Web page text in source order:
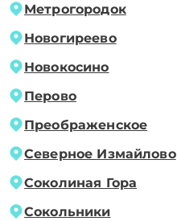
Метрогородок
Новогиреево
Новокосино
Перово
Преображенское
Северное Измайлово
Соколиная Гора
Сокольники